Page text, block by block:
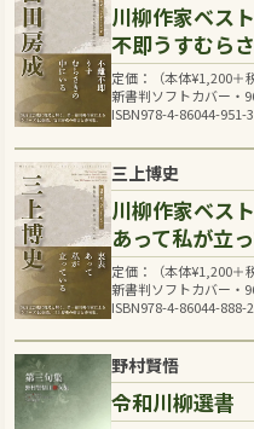
川柳作家ベス
不即うすむら
定価：（本体¥1,200＋
新書判ソフトカバー・
ISBN978-4-86044-951-3
三上博史
川柳作家ベス
あって私が立
定価：（本体¥1,200＋
新書判ソフトカバー・
ISBN978-4-86044-888-2
野村賢悟
令和川柳選書